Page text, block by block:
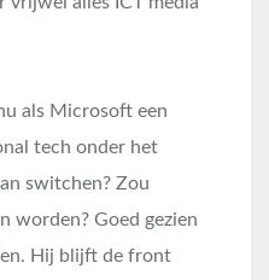
als Microsoft een
tech onder het
switchen? Zou
worden? Goed gezien
Hij blijft de front